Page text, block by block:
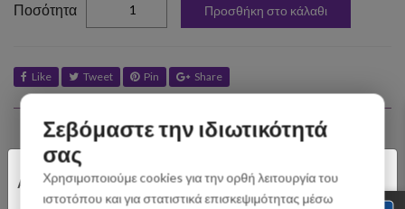
Αγαπητοί Πελάτες
Ποσότητα Προσθήκη στο κάλαθι
Like Tweet Pin Share
Σχετικά Προϊόντα
Σεβόμαστε την ιδιωτικότητά
σας
Χρησιμοποιούμε cookies για την ορθή λειτουργία του
ιστοτόπου και για στατιστικά επισκεψιμότητας μέσω